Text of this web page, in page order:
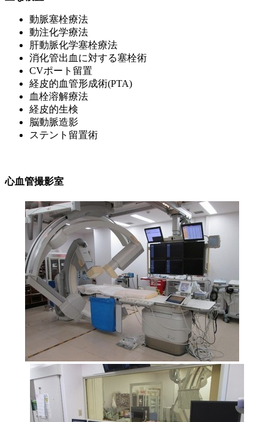
動脈塞栓療法
動注化学療法
肝動脈化学塞栓療法
消化管出血に対する塞栓術
CVポート留置
経皮的血管形成術(PTA)
血栓溶解療法
経皮的生検
脳動脈造影
ステント留置術
心血管撮影室